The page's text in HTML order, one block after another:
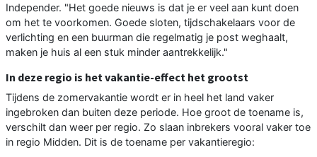
Independer. "Het goede nieuws is dat je er veel aan kunt doen
om het te voorkomen. Goede sloten, tijdschakelaars voor de
verlichting en een buurman die regelmatig je post weghaalt,
maken je huis al een stuk minder aantrekkelijk."
In deze regio is het vakantie-effect het grootst
Tijdens de zomervakantie wordt er in heel het land vaker
ingebroken dan buiten deze periode. Hoe groot de toename is,
verschilt dan weer per regio. Zo slaan inbrekers vooral vaker toe
in regio Midden. Dit is de toename per vakantieregio: